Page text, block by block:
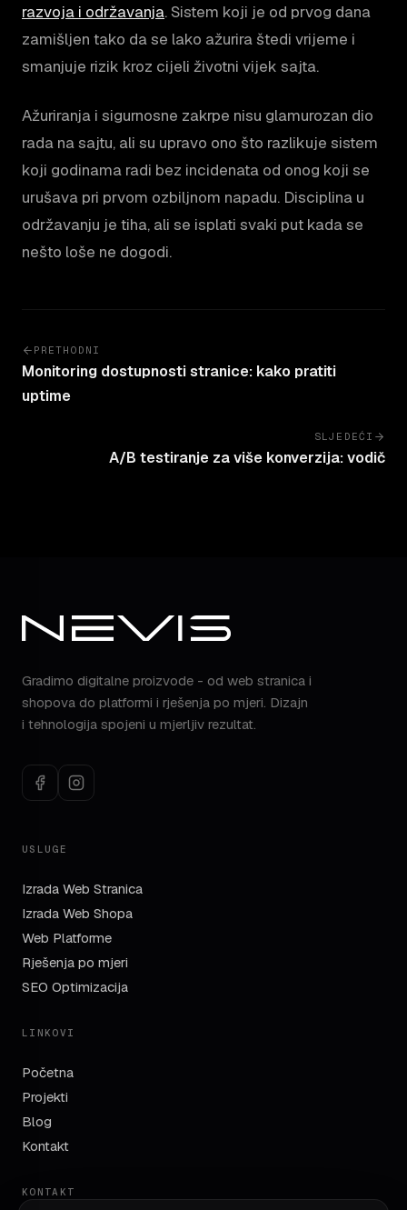
razvoja i održavanja. Sistem koji je od prvog dana
zamišljen tako da se lako ažurira štedi vrijeme i
smanjuje rizik kroz cijeli životni vijek sajta.
Ažuriranja i sigurnosne zakrpe nisu glamurozan dio
rada na sajtu, ali su upravo ono što razlikuje sistem
koji godinama radi bez incidenata od onog koji se
urušava pri prvom ozbiljnom napadu. Disciplina u
održavanju je tiha, ali se isplati svaki put kada se
nešto loše ne dogodi.
PRETHODNI
Monitoring dostupnosti stranice: kako pratiti
uptime
SLJEDEĆI
A/B testiranje za više konverzija: vodič
Gradimo digitalne proizvode - od web stranica i
shopova do platformi i rješenja po mjeri. Dizajn
i tehnologija spojeni u mjerljiv rezultat.
USLUGE
Izrada Web Stranica
Izrada Web Shopa
Web Platforme
Rješenja po mjeri
SEO Optimizacija
LINKOVI
Početna
Projekti
Blog
Kontakt
KONTAKT